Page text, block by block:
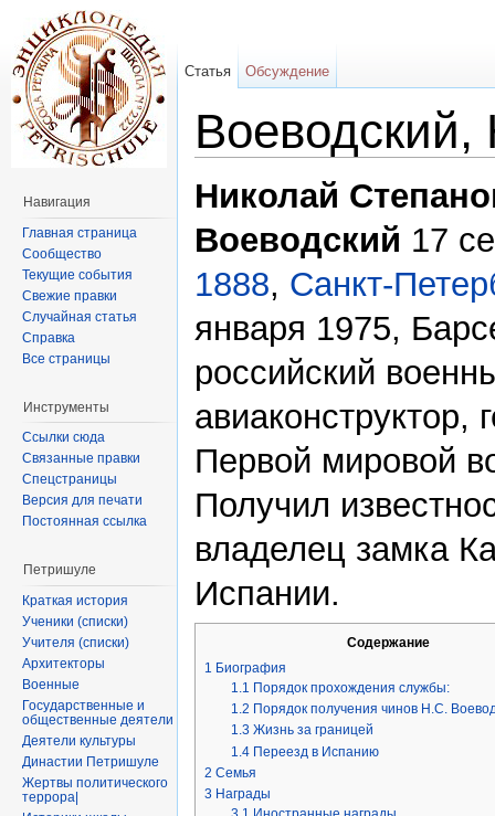
Николай
Воеводский 17
1888, Санкт-
января 1975,
российский
авиаконструктор,
Первой мировой
Получил
владелец замка
Испании.
Содержание
1 Биография
1.1 Порядок прохождения службы:
1.2 Порядок получения чинов Н.С.
1.3 Жизнь за границей
1.4 Переезд в Испанию
2 Семья
3 Награды
Статья Обсуждение
Навигация
Главная страница
Сообщество
Текущие события
Свежие правки
Случайная статья
Справка
Все страницы
Инструменты
Ссылки сюда
Связанные правки
Спецстраницы
Версия для печати
Постоянная ссылка
Петришуле
Краткая история
Ученики (списки)
Учителя (списки)
Архитекторы
Военные
Государственные и
общественные деятели
Деятели культуры
Династии Петришуле
Жертвы политического
террора|